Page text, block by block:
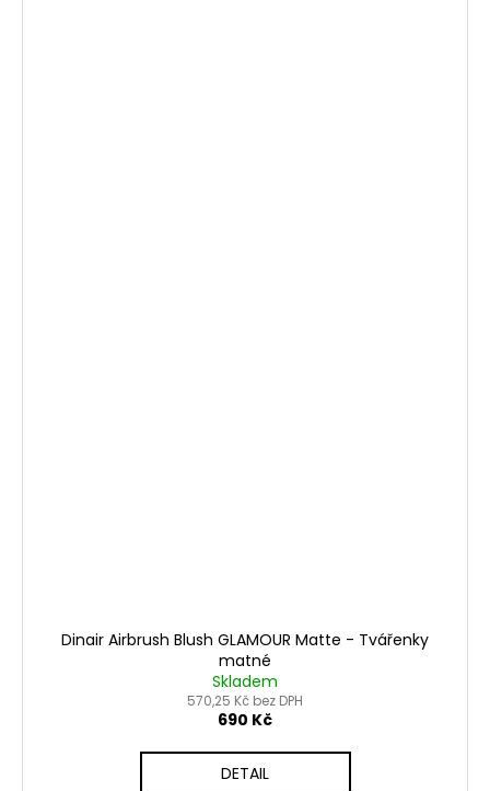
Dinair Airbrush Blush GLAMOUR Matte - Tvářenky
matné
Skladem
570,25 Kč bez DPH
690 Kč
DETAIL